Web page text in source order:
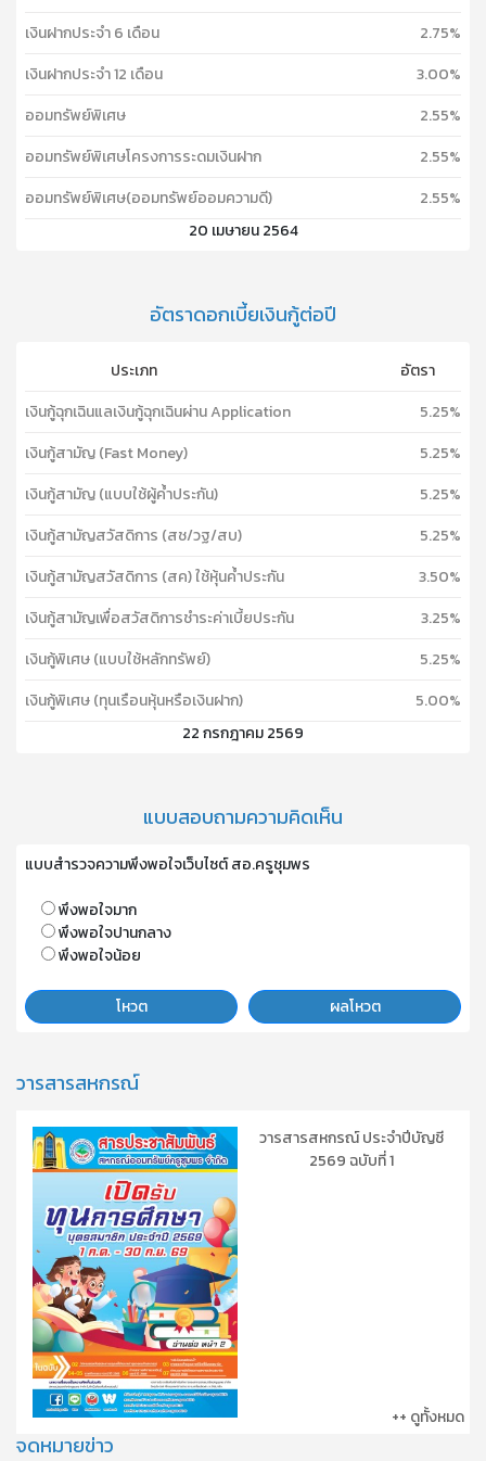
เงินฝากประจำ 6 เดือน
2.75%
เงินฝากประจำ 12 เดือน
3.00%
ออมทรัพย์พิเศษ
2.55%
ออมทรัพย์พิเศษโครงการระดมเงินฝาก
2.55%
ออมทรัพย์พิเศษ(ออมทรัพย์ออมความดี)
2.55%
20 เมษายน 2564
อัตราดอกเบี้ยเงินกู้ต่อปี
ประเภท
อัตรา
เงินกู้ฉุกเฉินแลเงินกู้ฉุกเฉินผ่าน Application
5.25%
เงินกู้สามัญ (Fast Money)
5.25%
เงินกู้สามัญ (แบบใช้ผู้ค้ำประกัน)
5.25%
เงินกู้สามัญสวัสดิการ (สช/วฐ/สบ)
5.25%
เงินกู้สามัญสวัสดิการ (สค) ใช้หุ้นค้ำประกัน
3.50%
เงินกู้สามัญเพื่อสวัสดิการชำระค่าเบี้ยประกัน
3.25%
เงินกู้พิเศษ (แบบใช้หลักทรัพย์)
5.25%
เงินกู้พิเศษ (ทุนเรือนหุ้นหรือเงินฝาก)
5.00%
22 กรกฎาคม 2569
แบบสอบถามความคิดเห็น
แบบสำรวจความพึงพอใจเว็บไซต์ สอ.ครูชุมพร
พึงพอใจมาก
พึงพอใจปานกลาง
พึงพอใจน้อย
โหวต ผลโหวต
วารสารสหกรณ์
วารสารสหกรณ์ ประจำปีบัญชี
2569 ฉบับที่ 1
++ ดูทั้งหมด
จดหมายข่าว